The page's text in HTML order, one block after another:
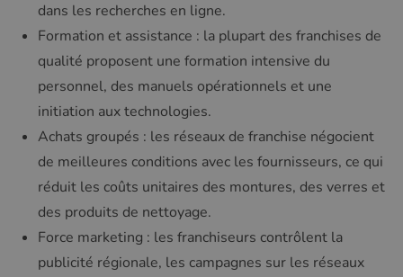
dans les recherches en ligne.
Formation et assistance : la plupart des franchises de
qualité proposent une formation intensive du
personnel, des manuels opérationnels et une
initiation aux technologies.
Achats groupés : les réseaux de franchise négocient
de meilleures conditions avec les fournisseurs, ce qui
réduit les coûts unitaires des montures, des verres et
des produits de nettoyage.
Force marketing : les franchiseurs contrôlent la
publicité régionale, les campagnes sur les réseaux